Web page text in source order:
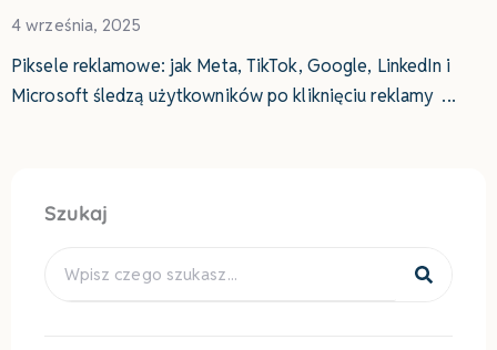
4 września, 2025
Piksele reklamowe: jak Meta, TikTok, Google, LinkedIn i
Microsoft śledzą użytkowników po kliknięciu reklamy
Szukaj